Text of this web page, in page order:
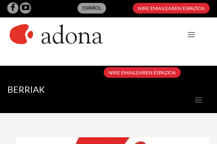
ESPAÑOL NIRE EMAILEAREN ESPAZIOA
NIRE EMAILEAREN ESPAZIOA
BERRIAK